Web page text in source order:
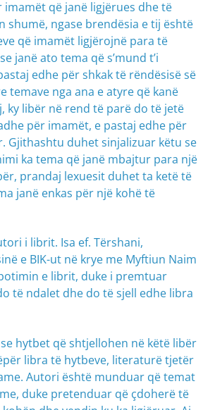
që janë ligjërues dhe të
shumë, ngase brendësia e tij është
që imamët ligjërojnë para të
janë ato tema që s’mund t’i
edhe për shkak të rëndësisë së
temave nga ana e atyre që kanë
ky libër në rend të parë do të jetë
për imamët, e pastaj edhe për
Gjithashtu duhet sinjalizuar këtu se
ka tema që janë mbajtur para një
prandaj lexuesit duhet ta ketë të
janë enkas për një kohë të
i librit. Isa ef. Tërshani,
e BIK-ut në krye me Myftiun Naim
e librit, duke i premtuar
të ndalet dhe do të sjell edhe libra
hytbet që shtjellohen në këtë libër
libra të hytbeve, literaturë tjetër
Autori është munduar që temat
duke pretenduar që çdoherë të